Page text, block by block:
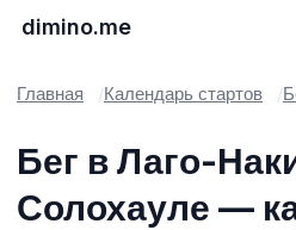
dimino.me
Главная Календарь стартов
Бег в Лаго-
Солохауле —